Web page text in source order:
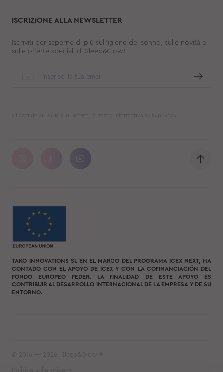
ISCRIZIONE ALLA NEWSLETTER
Iscriviti per saperne di più sull'igiene del sonno, sulle novità e
sulle offerte speciali di Sleep&Glow!
Cliccando su ISCRIVITI, accetti la nostra informativa sulla privacy
TAKO INNOVATIONS SL EN EL MARCO DEL PROGRAMA ICEX NEXT, HA
CONTADO CON EL APOYO DE ICEX Y CON LA COFINANCIACIÓN DEL
FONDO EUROPEO FEDER. LA FINALIDAD DE ESTE APOYO ES
CONTRIBUIR AL DESARROLLO INTERNACIONAL DE LA EMPRESA Y DE SU
ENTORNO.